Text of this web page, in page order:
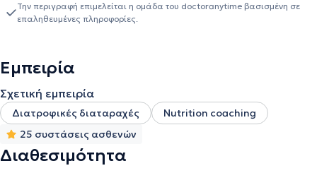
Την περιγραφή επιμελείται η ομάδα του doctoranytime βασισμένη σε
επαληθευμένες πληροφορίες.
Εμπειρία
Σχετική εμπειρία
Διατροφικές διαταραχές
Nutrition coaching
25 συστάσεις ασθενών
Διαθεσιμότητα